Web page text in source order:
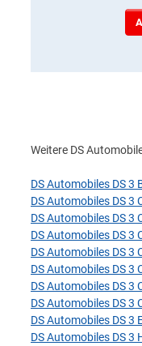
Weitere DS
DS Automobiles DS 3
DS Automobiles DS 3
DS Automobiles DS 3
DS Automobiles DS 3
DS Automobiles DS 3
DS Automobiles DS 3
DS Automobiles DS 3
DS Automobiles DS 3
DS Automobiles DS 3
DS Automobiles DS 3